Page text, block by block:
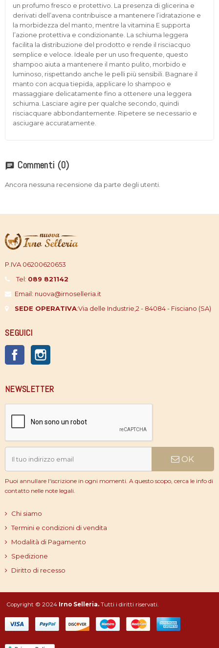
un profumo fresco e protettivo. La presenza di glicerina e
derivati dell’avena contribuisce a mantenere l’idratazione e
la morbidezza del manto, mentre la vitamina E supporta
l’azione protettiva e condizionante. La schiuma leggera
facilita la distribuzione del prodotto e rende il risciacquo
semplice e veloce. Ideale per un uso frequente, questo
shampoo aiuta a mantenere il manto pulito, morbido e
luminoso, rispettando anche le pelli più sensibili. Bagnare il
manto con acqua tiepida, applicare lo shampoo e
massaggiare delicatamente fino a ottenere una leggera
schiuma. Lasciare agire per qualche secondo, quindi
risciacquare abbondantemente. Ripetere se necessario e
asciugare accuratamente.
chat Commenti (0)
Ancora nessuna recensione da parte degli utenti.
P.IVA 06200620653
Tel: 089 821142
Email: nuova@irnoselleria.it
SEDE OPERATIVA:Via delle Industrie,2 - 84084 - Fisciano (SA)
SEGUICI
Facebook
NEWSLETTER
OK
Puoi annullare l'iscrizione in ogni momenti. A questo scopo, cerca le info di
contatto nelle note legali.
Chi siamo
Termini e condizioni di vendita
Modalità di Pagamento
Spedizione
Diritto di recesso
Copyright © 2024 Irno Selleria. Tutti i diritti riservati.